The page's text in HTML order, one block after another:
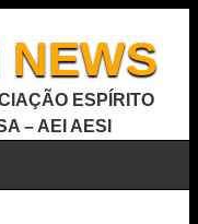
ESPÍRITO
– AEI AESI